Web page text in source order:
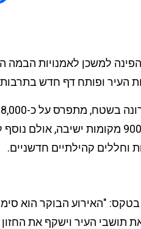
למשכן לאמנויות הבמה
העיר ופותח דף חדש בתרבות
וחללים קהילתיים חדשניים.
"האירוע הבוקר הוא
תושבי העיר וישקף את